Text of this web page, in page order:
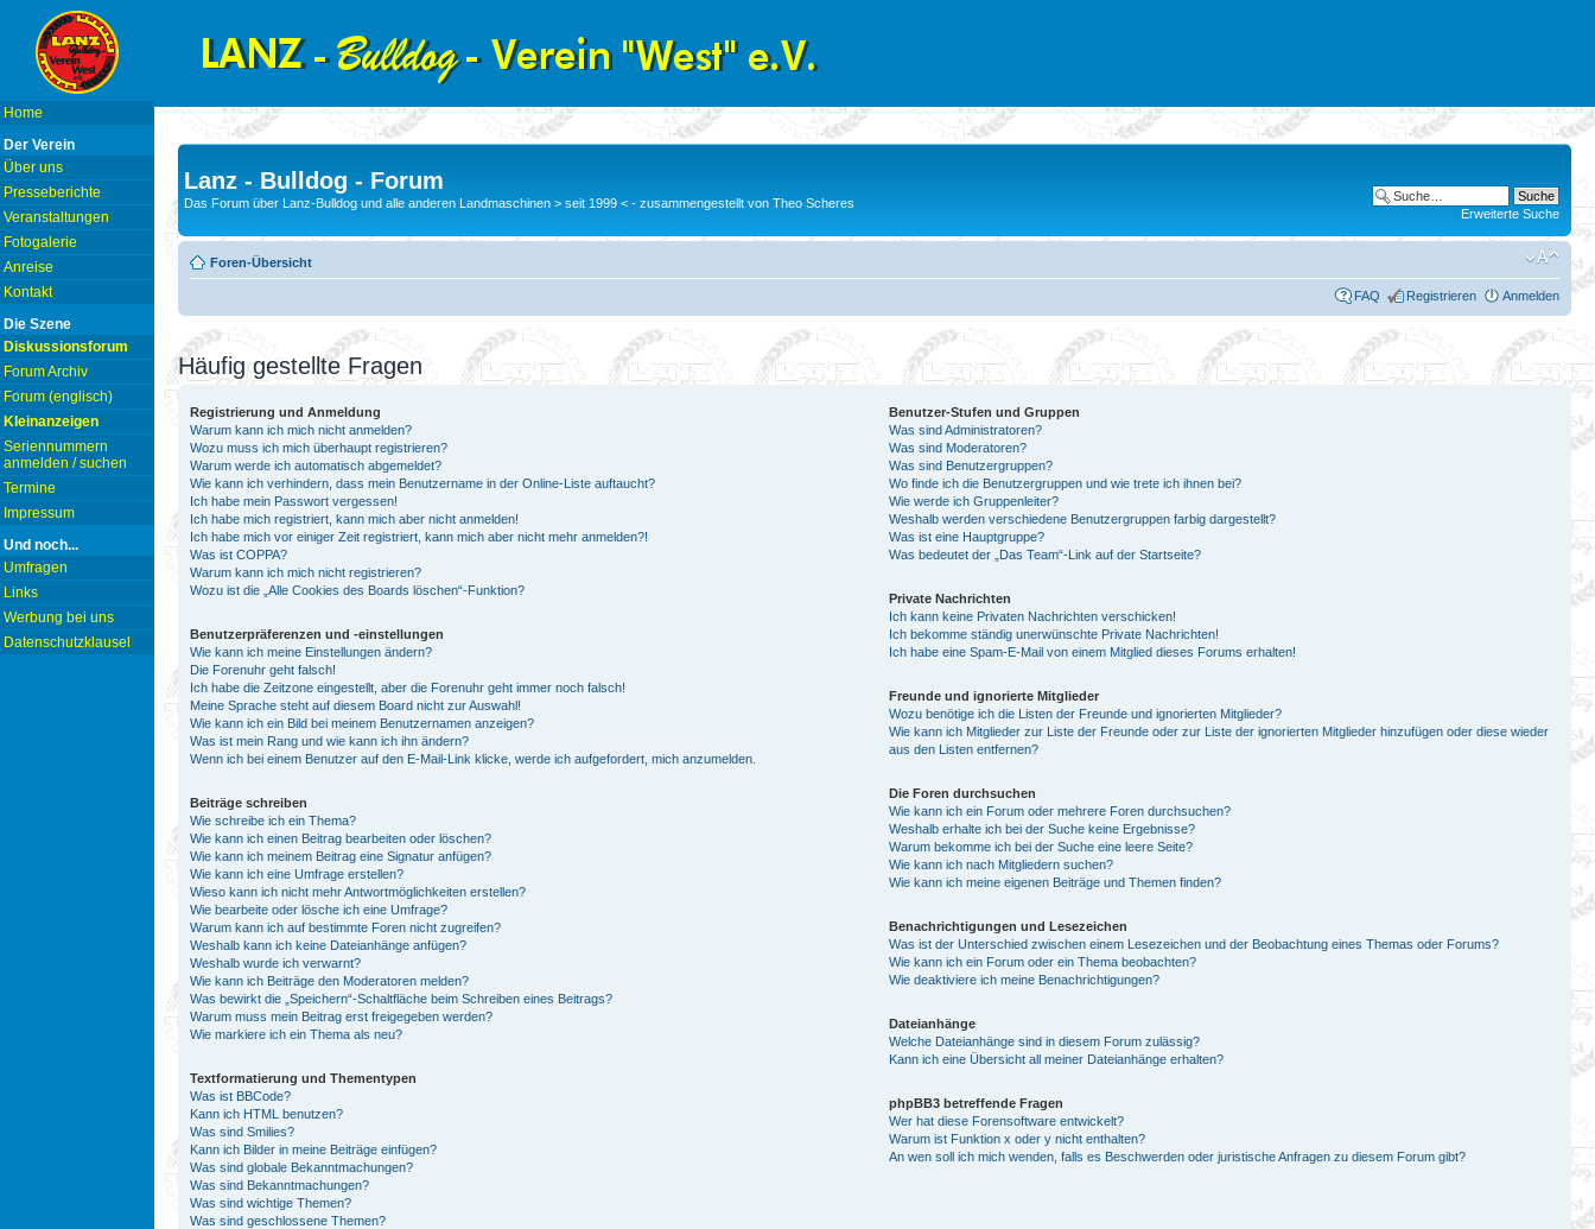
Home
Der Verein
Über uns
Presseberichte
Veranstaltungen
Fotogalerie
Anreise
Kontakt
Die Szene
Diskussionsforum
Forum Archiv
Forum (englisch)
Kleinanzeigen
Seriennummern
anmelden / suchen
Termine
Impressum
Und noch...
Umfragen
Links
Werbung bei uns
Datenschutzklausel
Lanz - Bulldog - Forum
Das Forum über Lanz-Bulldog und alle anderen Landmaschinen > seit 1999 < - zusammengestellt von Theo Scheres
Erweiterte Suche
Foren-Übersicht
FAQ Registrieren Anmelden
Häufig gestellte Fragen
Registrierung und Anmeldung
Warum kann ich mich nicht anmelden?
Wozu muss ich mich überhaupt registrieren?
Warum werde ich automatisch abgemeldet?
Wie kann ich verhindern, dass mein Benutzername in der Online-Liste auftaucht?
Ich habe mein Passwort vergessen!
Ich habe mich registriert, kann mich aber nicht anmelden!
Ich habe mich vor einiger Zeit registriert, kann mich aber nicht mehr anmelden?!
Was ist COPPA?
Warum kann ich mich nicht registrieren?
Wozu ist die „Alle Cookies des Boards löschen“-Funktion?
Benutzerpräferenzen und -einstellungen
Wie kann ich meine Einstellungen ändern?
Die Forenuhr geht falsch!
Ich habe die Zeitzone eingestellt, aber die Forenuhr geht immer noch falsch!
Meine Sprache steht auf diesem Board nicht zur Auswahl!
Wie kann ich ein Bild bei meinem Benutzernamen anzeigen?
Was ist mein Rang und wie kann ich ihn ändern?
Wenn ich bei einem Benutzer auf den E-Mail-Link klicke, werde ich aufgefordert, mich anzumelden.
Beiträge schreiben
Wie schreibe ich ein Thema?
Wie kann ich einen Beitrag bearbeiten oder löschen?
Wie kann ich meinem Beitrag eine Signatur anfügen?
Wie kann ich eine Umfrage erstellen?
Wieso kann ich nicht mehr Antwortmöglichkeiten erstellen?
Wie bearbeite oder lösche ich eine Umfrage?
Warum kann ich auf bestimmte Foren nicht zugreifen?
Weshalb kann ich keine Dateianhänge anfügen?
Weshalb wurde ich verwarnt?
Wie kann ich Beiträge den Moderatoren melden?
Was bewirkt die „Speichern“-Schaltfläche beim Schreiben eines Beitrags?
Warum muss mein Beitrag erst freigegeben werden?
Wie markiere ich ein Thema als neu?
Textformatierung und Thementypen
Was ist BBCode?
Kann ich HTML benutzen?
Was sind Smilies?
Kann ich Bilder in meine Beiträge einfügen?
Was sind globale Bekanntmachungen?
Was sind Bekanntmachungen?
Was sind wichtige Themen?
Was sind geschlossene Themen?
Benutzer-Stufen und Gruppen
Was sind Administratoren?
Was sind Moderatoren?
Was sind Benutzergruppen?
Wo finde ich die Benutzergruppen und wie trete ich ihnen bei?
Wie werde ich Gruppenleiter?
Weshalb werden verschiedene Benutzergruppen farbig dargestellt?
Was ist eine Hauptgruppe?
Was bedeutet der „Das Team“-Link auf der Startseite?
Private Nachrichten
Ich kann keine Privaten Nachrichten verschicken!
Ich bekomme ständig unerwünschte Private Nachrichten!
Ich habe eine Spam-E-Mail von einem Mitglied dieses Forums erhalten!
Freunde und ignorierte Mitglieder
Wozu benötige ich die Listen der Freunde und ignorierten Mitglieder?
Wie kann ich Mitglieder zur Liste der Freunde oder zur Liste der ignorierten Mitglieder hinzufügen oder diese wieder
aus den Listen entfernen?
Die Foren durchsuchen
Wie kann ich ein Forum oder mehrere Foren durchsuchen?
Weshalb erhalte ich bei der Suche keine Ergebnisse?
Warum bekomme ich bei der Suche eine leere Seite?
Wie kann ich nach Mitgliedern suchen?
Wie kann ich meine eigenen Beiträge und Themen finden?
Benachrichtigungen und Lesezeichen
Was ist der Unterschied zwischen einem Lesezeichen und der Beobachtung eines Themas oder Forums?
Wie kann ich ein Forum oder ein Thema beobachten?
Wie deaktiviere ich meine Benachrichtigungen?
Dateianhänge
Welche Dateianhänge sind in diesem Forum zulässig?
Kann ich eine Übersicht all meiner Dateianhänge erhalten?
phpBB3 betreffende Fragen
Wer hat diese Forensoftware entwickelt?
Warum ist Funktion x oder y nicht enthalten?
An wen soll ich mich wenden, falls es Beschwerden oder juristische Anfragen zu diesem Forum gibt?